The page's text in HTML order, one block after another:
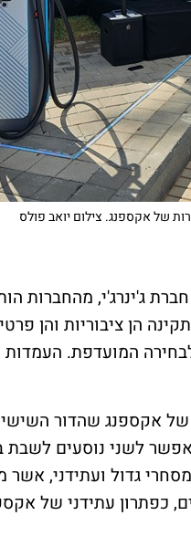
של אקספנג. צילום יואב פולס
ג'ינרג'י, מהחברות
הן ציבוריות והן
המועדפת. העמדות
אקספנג שהדור השישי
לשני נוסעים לשבת
גדול ועתידני,
עתידני של